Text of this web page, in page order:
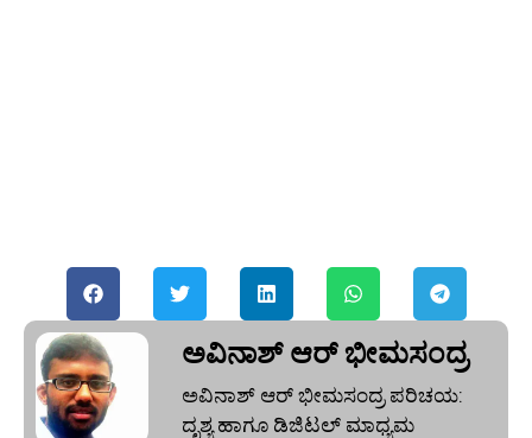
ಅವಿನಾಶ್‌ ಆರ್‌ ಭೀಮಸಂದ್ರ
ಅವಿನಾಶ್‌ ಆರ್‌ ಭೀಮಸಂದ್ರ ಪರಿಚಯ:
ದೃಶ್ಯ ಹಾಗೂ ಡಿಜಿಟಲ್ ಮಾಧ್ಯಮ